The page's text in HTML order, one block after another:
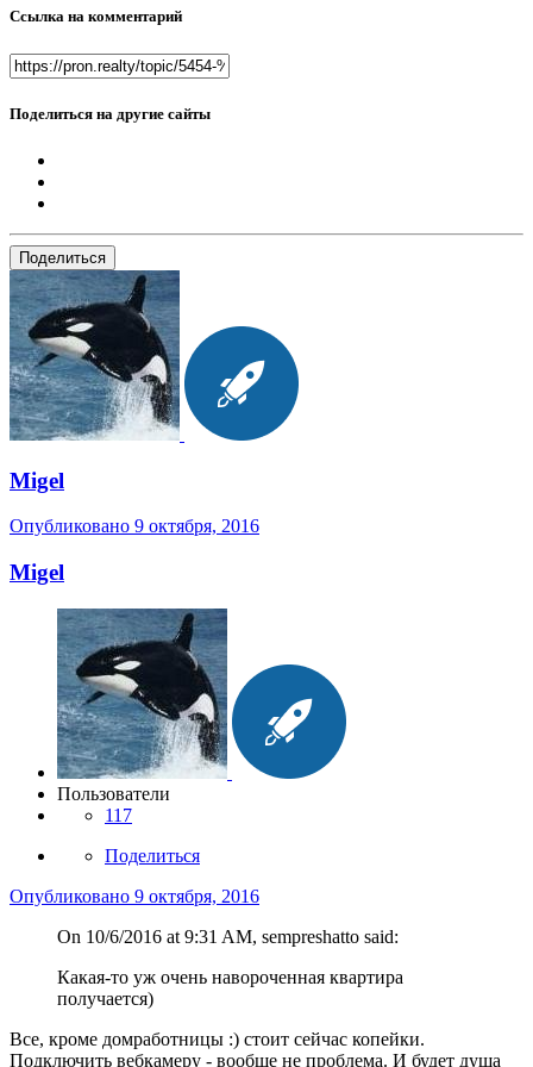
Ссылка на комментарий
Поделиться на другие сайты
Поделиться
Migel
Опубликовано 9 октября, 2016
Migel
Пользователи
117
Поделиться
Опубликовано 9 октября, 2016
On 10/6/2016 at 9:31 AM, sempreshatto said:
Какая-то уж очень навороченная квартира
получается)
Все, кроме домработницы :) стоит сейчас копейки.
Подключить вебкамеру - вообще не проблема. И будет душа